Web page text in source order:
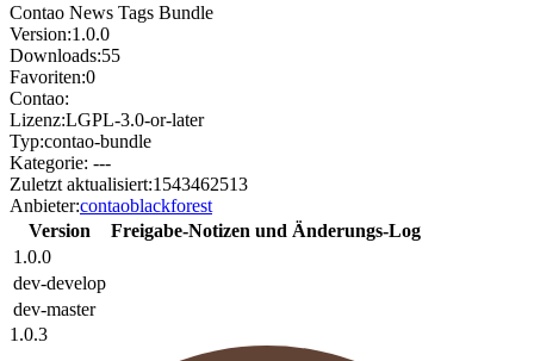
Contao News Tags Bundle
Version:1.0.0
Downloads:55
Favoriten:0
Contao:
Lizenz:LGPL-3.0-or-later
Typ:contao-bundle
Kategorie: ---
Zuletzt aktualisiert:1543462513
Anbieter:contaoblackforest
Version
Freigabe-Notizen und Änderungs-Log
1.0.0
dev-develop
dev-master
1.0.3